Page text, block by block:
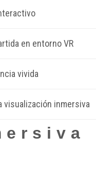
en entorno VR
vivida
visualización inmersiva